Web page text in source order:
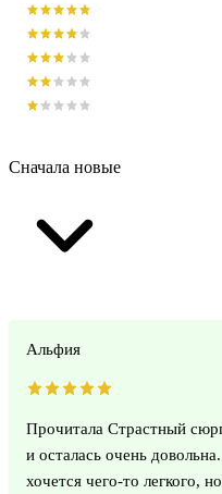
Сначала новые
Альфия
Прочитала Страстный
и осталась очень
хочется чего-то легкого,